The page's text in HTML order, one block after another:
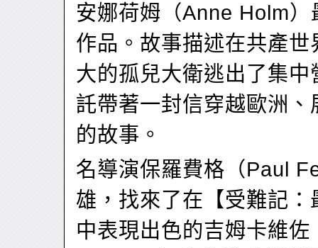
安娜荷姆（Anne Holm）
作品。故事描述在共產世
大的孤兒大衛逃出了集中
託帶著一封信穿越歐洲、
的故事。
名導演保羅費格（Paul
雄，找來了在【受難記：
中表現出色的吉姆卡維佐